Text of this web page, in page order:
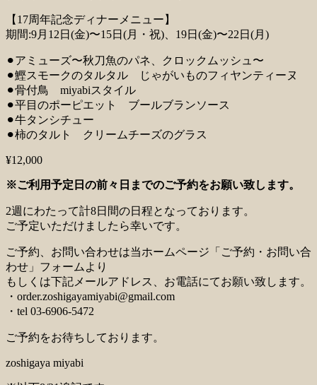
【17周年記念ディナーメニュー】
期間:9月12日(金)〜15日(月・祝)、19日(金)〜22日(月)
⚫︎アミューズ〜秋刀魚のパネ、クロックムッシュ〜
⚫︎鰹スモークのタルタル じゃがいものフィヤンティーヌ
⚫︎骨付鳥 miyabiスタイル
⚫︎平目のポーピエット ブールブランソース
⚫︎牛タンシチュー
⚫︎柿のタルト クリームチーズのグラス
¥12,000
※ご利用予定日の前々日までのご予約をお願い致します。
2週にわたって計8日間の日程となっております。
ご予定いただけましたら幸いです。
ご予約、お問い合わせは当ホームページ「ご予約・お問い合
わせ」フォームより
もしくは下記メールアドレス、お電話にてお願い致します。
・order.zoshigayamiyabi@gmail.com
・tel 03-6906-5472
ご予約をお待ちしております。
zoshigaya miyabi